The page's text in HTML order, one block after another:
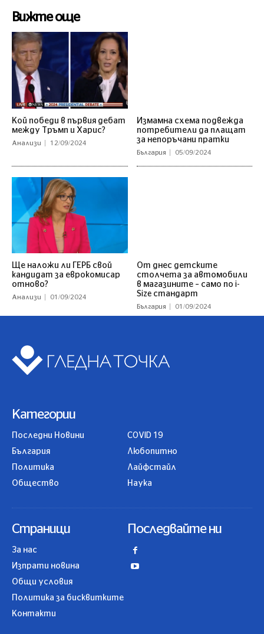
Вижте още
Кой победи в първия дебат
между Тръмп и Харис?
Анализи 12/09/2024
Измамна схема подвежда
потребители да плащат
за непоръчани пратки
България 05/09/2024
Ще наложи ли ГЕРБ свой
кандидат за еврокомисар
отново?
Анализи 01/09/2024
От днес детските
столчета за автомобили
в магазините – само по i-
Size стандарт
България 01/09/2024
Категории
Последни Новини
България
Политика
Общество
COVID 19
Любопитно
Лайфстайл
Наука
Страници
За нас
Изпрати новина
Общи условия
Политика за бисквитките
Контакти
Последвайте ни